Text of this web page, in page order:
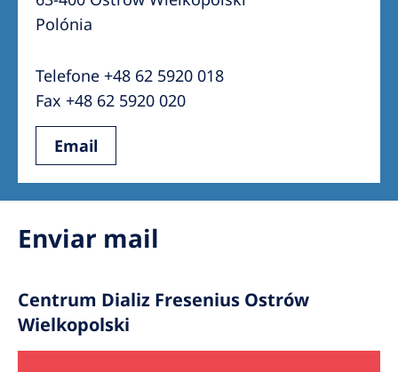
Australia
North America
United States of America
Polónia
Telefone +48 62 5920 018
Fax +48 62 5920 020
Email
Enviar mail
Centrum Dializ Fresenius Ostrów
Wielkopolski